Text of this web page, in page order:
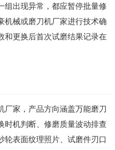
组出现异常，都应暂停批量修
机械或磨刀机厂家进行技术确
和更换后首次试磨结果记录在
厂家，产品方向涵盖万能磨刀
时机判断、修磨质量波动排查
轮表面纹理照片、试磨件刃口